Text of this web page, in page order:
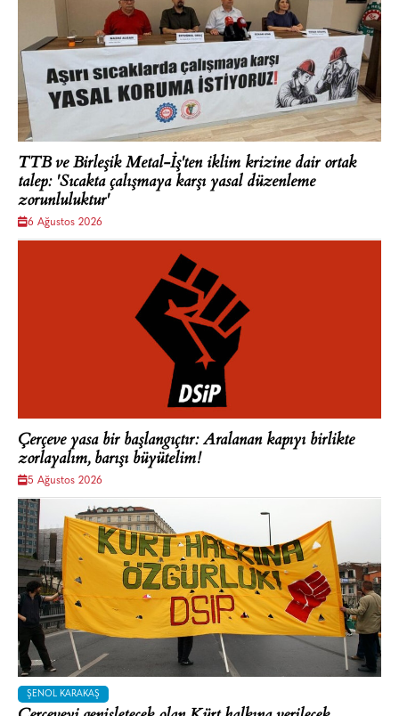
TTB ve Birleşik Metal-İş'ten iklim krizine dair ortak
talep: 'Sıcakta çalışmaya karşı yasal düzenleme
zorunluluktur'
6 Ağustos 2026
Çerçeve yasa bir başlangıçtır: Aralanan kapıyı birlikte
zorlayalım, barışı büyütelim!
5 Ağustos 2026
ŞENOL KARAKAŞ